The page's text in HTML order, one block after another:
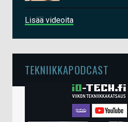
Lisää videoita
TEKNIIKKAPODCAST